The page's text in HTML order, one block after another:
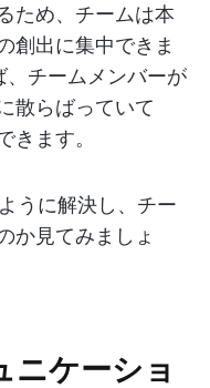
ため、チームは本
創出に集中できま
チームメンバーが
散らばっていて
きます。
うに解決し、チー
か見てみましょ
ケーショ